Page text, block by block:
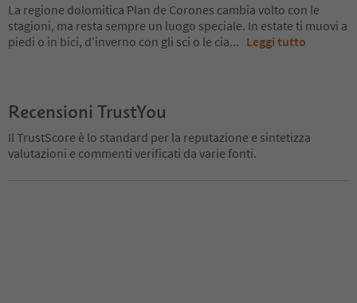
La regione dolomitica Plan de Corones cambia volto con le
stagioni, ma resta sempre un luogo speciale. In estate ti muovi a
piedi o in bici, d’inverno con gli sci o le cia... Leggi tutto
Recensioni TrustYou
Il TrustScore è lo standard per la reputazione e sintetizza
valutazioni e commenti verificati da varie fonti.